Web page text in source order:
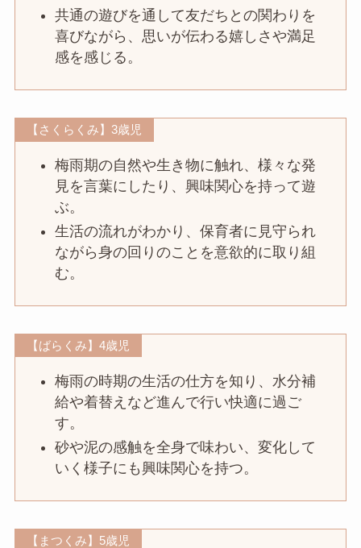
共通の遊びを通して友だちとの関わりを
喜びながら、思いが伝わる嬉しさや満足
感を感じる。
【さくらくみ】3歳児
梅雨期の自然や生き物に触れ、様々な発
見を言葉にしたり、興味関心を持って遊
ぶ。
生活の流れがわかり、保育者に見守られ
ながら身の回りのことを意欲的に取り組
む。
【ばらくみ】4歳児
梅雨の時期の生活の仕方を知り、水分補
給や着替えなど進んで行い快適に過ご
す。
砂や泥の感触を全身で味わい、変化して
いく様子にも興味関心を持つ。
【まつくみ】5歳児